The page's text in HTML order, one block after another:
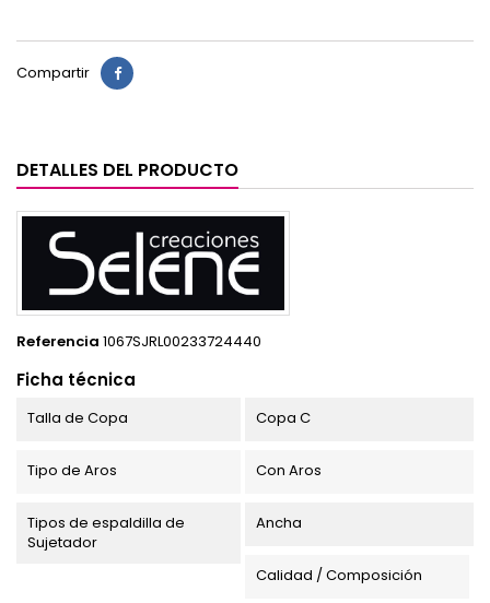
Compartir
DETALLES DEL PRODUCTO
Referencia 1067SJRL00233724440
Ficha técnica
Talla de Copa Copa C
Tipo de Aros Con Aros
Tipos de espaldilla de
Sujetador
Ancha
Calidad / Composición